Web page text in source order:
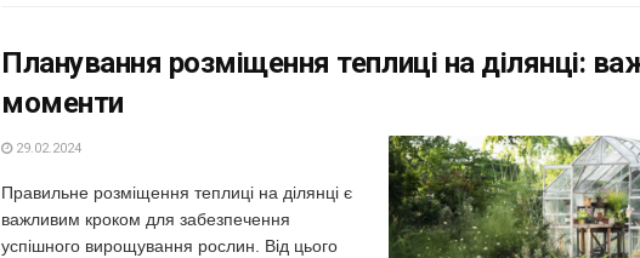
Планування розміщення теплиці на ділянці:
моменти
29.02.2024
Правильне розміщення теплиці на ділянці є
важливим кроком для забезпечення
успішного вирощування рослин. Від цього